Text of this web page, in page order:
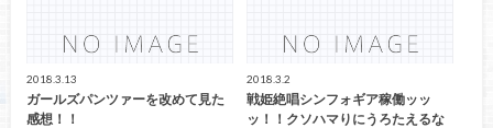
2018.3.13
ガールズパンツァーを改めて見た
感想！！
2018.3.2
戦姫絶唱シンフォギア稼働ッッ
ッ！！クソハマりにうろたえるな